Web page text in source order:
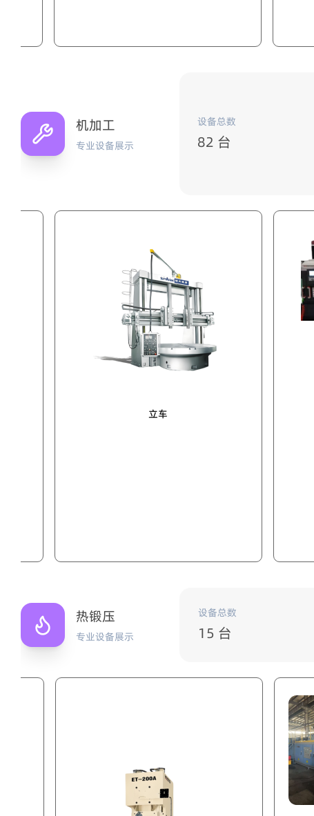
机加工
专业设备展示
设备总数
82 台
热锻压
专业设备展示
设备总数
15 台